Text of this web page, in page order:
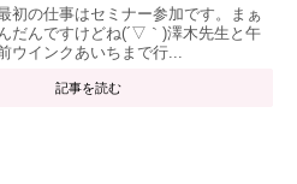
初の仕事はセミナー参加です。まぁ
だんですけどね(´▽｀)澤木先生と午
ウインクあいちまで行...
記事を読む